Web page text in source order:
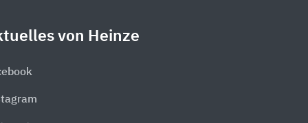
von Heinze